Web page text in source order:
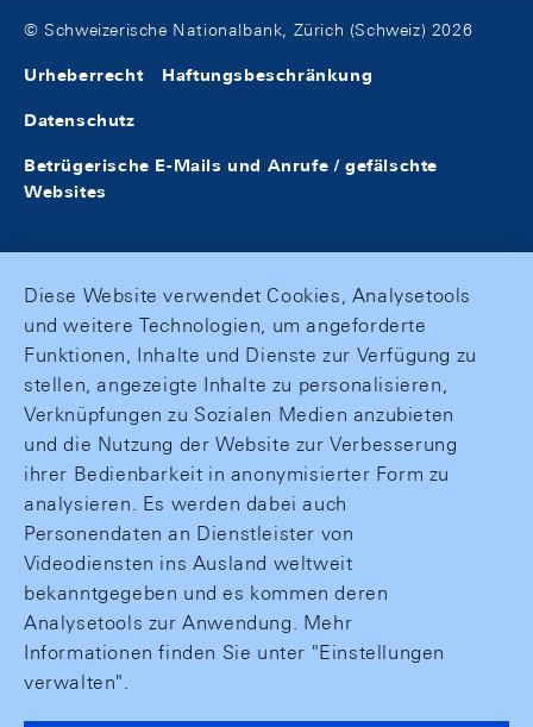
© Schweizerische Nationalbank, Zürich (Schweiz) 2026
Urheberrecht Haftungsbeschränkung
Datenschutz
Betrügerische E-Mails und Anrufe / gefälschte
Websites
Diese Website verwendet Cookies, Analysetools
und weitere Technologien, um angeforderte
Funktionen, Inhalte und Dienste zur Verfügung zu
stellen, angezeigte Inhalte zu personalisieren,
Verknüpfungen zu Sozialen Medien anzubieten
und die Nutzung der Website zur Verbesserung
ihrer Bedienbarkeit in anonymisierter Form zu
analysieren. Es werden dabei auch
Personendaten an Dienstleister von
Videodiensten ins Ausland weltweit
bekanntgegeben und es kommen deren
Analysetools zur Anwendung. Mehr
Informationen finden Sie unter "Einstellungen
verwalten".